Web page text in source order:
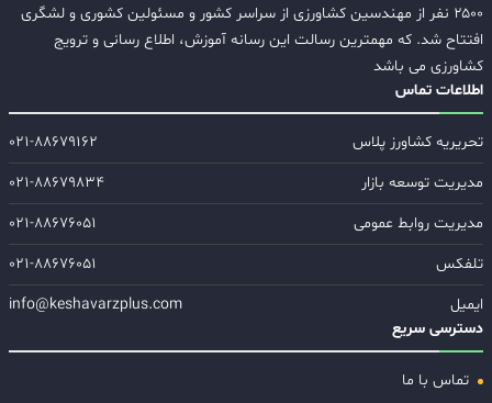
۲۵۰۰ نفر از مهندسین کشاورزی از سراسر کشور و مسئولین کشوری و لشگری
افتتاح شد. که مهمترین رسالت این رسانه آموزش، اطلاع رسانی و ترویج
کشاورزی می باشد
اطلاعات تماس
تحریریه کشاورز پلاس
۰۲۱-۸۸۶۷۹۱۶۲
مدیریت توسعه بازار
۰۲۱-۸۸۶۷۹۸۳۴
مدیریت روابط عمومی
۰۲۱-۸۸۶۷۶۰۵۱
تلفکس
۰۲۱-۸۸۶۷۶۰۵۱
ایمیل
info@keshavarzplus.com
دسترسی سریع
تماس با ما